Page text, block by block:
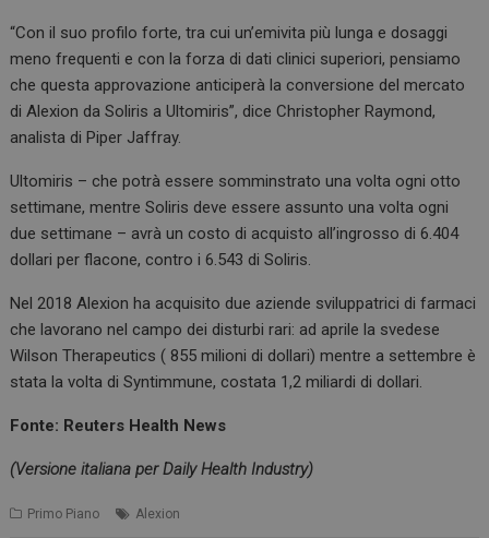
“Con il suo profilo forte, tra cui un’emivita più lunga e dosaggi
meno frequenti e con la forza di dati clinici superiori, pensiamo
che questa approvazione anticiperà la conversione del mercato
di Alexion da Soliris a Ultomiris”, dice Christopher Raymond,
analista di Piper Jaffray.
Ultomiris – che potrà essere somminstrato una volta ogni otto
settimane, mentre Soliris deve essere assunto una volta ogni
due settimane – avrà un costo di acquisto all’ingrosso di 6.404
dollari per flacone, contro i 6.543 di Soliris.
Nel 2018 Alexion ha acquisito due aziende sviluppatrici di farmaci
che lavorano nel campo dei disturbi rari: ad aprile la svedese
Wilson Therapeutics ( 855 milioni di dollari) mentre a settembre è
stata la volta di Syntimmune, costata 1,2 miliardi di dollari.
Fonte: Reuters Health News
(Versione italiana per Daily Health Industry)
Primo Piano Alexion